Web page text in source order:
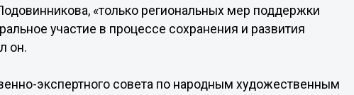
«только региональных мер поддержки
участие в процессе сохранения и развития
он.
экспертного совета по народным художественным